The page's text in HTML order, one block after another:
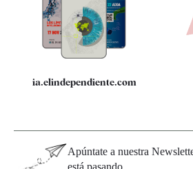
Quiénes somos
Especificaciones
ia.elindependiente.com
Apúntate a nuestra